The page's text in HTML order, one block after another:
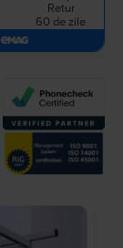
Retur
60 de zile